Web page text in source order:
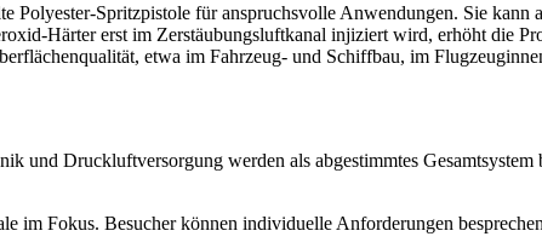
Spritzpistole für anspruchsvolle Anwendungen. Sie kann
Härter erst im Zerstäubungsluftkanal injiziert wird, erhöht die
etwa im Fahrzeug- und Schiffbau, im
und Druckluftversorgung werden als abgestimmtes Gesamtsystem
im Fokus. Besucher können individuelle Anforderungen